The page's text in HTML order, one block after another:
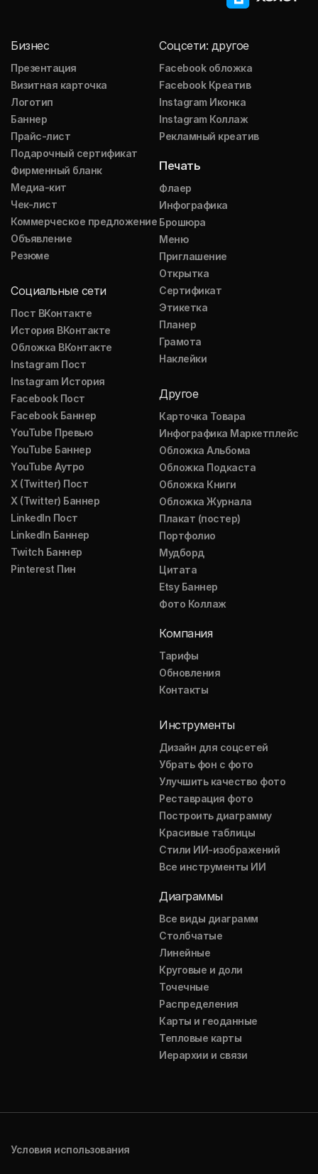
Бизнес
Презентация
Визитная карточка
Логотип
Баннер
Прайс-лист
Подарочный сертификат
Фирменный бланк
Медиа-кит
Чек-лист
Коммерческое предложение
Объявление
Резюме
Социальные сети
Пост ВКонтакте
История ВКонтакте
Обложка ВКонтакте
Instagram Пост
Instagram История
Facebook Пост
Facebook Баннер
YouTube Превью
YouTube Баннер
YouTube Аутро
X (Twitter) Пост
X (Twitter) Баннер
LinkedIn Пост
LinkedIn Баннер
Twitch Баннер
Pinterest Пин
Соцсети: другое
Facebook обложка
Facebook Креатив
Instagram Иконка
Instagram Коллаж
Рекламный креатив
Печать
Флаер
Инфографика
Брошюра
Меню
Приглашение
Открытка
Сертификат
Этикетка
Планер
Грамота
Наклейки
Другое
Карточка Товара
Инфографика Маркетплейс
Обложка Альбома
Обложка Подкаста
Обложка Книги
Обложка Журнала
Плакат (постер)
Портфолио
Мудборд
Цитата
Etsy Баннер
Фото Коллаж
Компания
Тарифы
Обновления
Контакты
Инструменты
Дизайн для соцсетей
Убрать фон с фото
Улучшить качество фото
Реставрация фото
Построить диаграмму
Красивые таблицы
Стили ИИ-изображений
Все инструменты ИИ
Диаграммы
Все виды диаграмм
Столбчатые
Линейные
Круговые и доли
Точечные
Распределения
Карты и геоданные
Тепловые карты
Иерархии и связи
Условия использования